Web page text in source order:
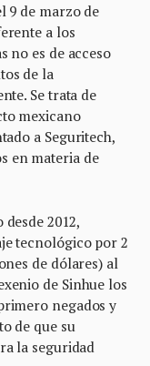
9 de marzo de
a los
no es de acceso
de la
Se trata de
mexicano
a Seguritech,
en materia de
2012,
tecnológico por 2
de dólares) al
de Sinhue los
negados y
de que su
la seguridad